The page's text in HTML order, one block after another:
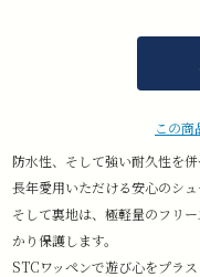
この商
防水性、そして強い耐久性を併
長年愛用いただける安心のシュ
そして裏地は、極軽量のフリ
かり保護します。
STCワッペンで遊び心をプラス